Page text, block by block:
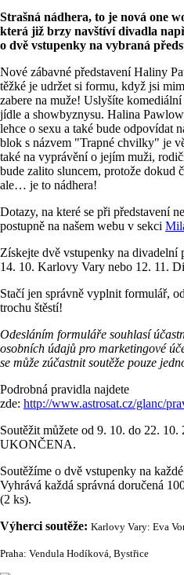
Strašná nádhera, to je nová one
která již brzy navštíví divadla
o dvě vstupenky na vybraná
Nové zábavné představení Haliny
těžké je udržet si formu, když jsi
zabere na muže! Uslyšíte
jídle a showbyznysu. Halina
lehce o sexu a také bude odpovídat
blok s názvem "Trapné chvilky" je
také na vyprávění o jejím muži,
bude zalito sluncem, protože dokud
ale… je to nádhera!
Dotazy, na které se při představení
postupně na našem webu v sekci
Získejte dvě vstupenky na divadelní
14. 10. Karlovy Vary nebo 12. 11.
Stačí jen správně vyplnit formulář,
trochu štěstí!
Odesláním formuláře souhlasí
osobních údajů pro marketingové
se může zúčastnit soutěže pouze
Podrobná pravidla najdete
zde: http://www.astrosat.cz/glanc/
Soutěžit můžete od 9. 10. do 22.
UKONČENA.
Soutěžíme o dvě vstupenky na
Vyhrává každá správná doručená
(2 ks).
Výherci soutěže: Karlovy Vary: Eva
Praha: Vendula Hodíková, Bystřice